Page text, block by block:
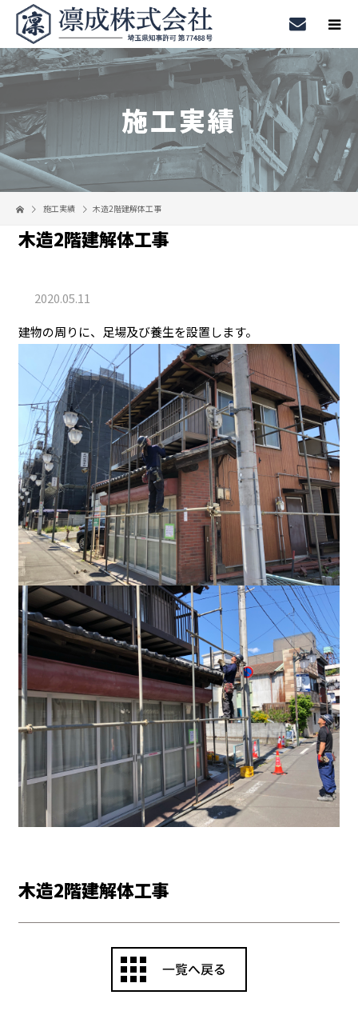
施工実績
施工実績 木造2階建解体工事
木造2階建解体工事
2020.05.11
建物の周りに、足場及び養生を設置します。
木造2階建解体工事